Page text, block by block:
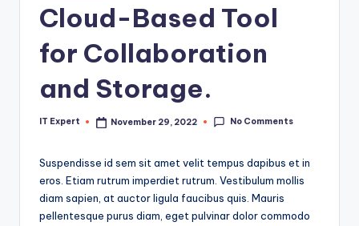
Cloud-Based Tool
for Collaboration
and Storage.
Posted
IT Expert November 29, 2022 No Comments
Suspendisse id sem sit amet velit tempus dapibus et in
eros. Etiam rutrum imperdiet rutrum. Vestibulum mollis
diam sapien, at auctor ligula faucibus quis. Mauris
pellentesque purus diam, eget pulvinar dolor commodo